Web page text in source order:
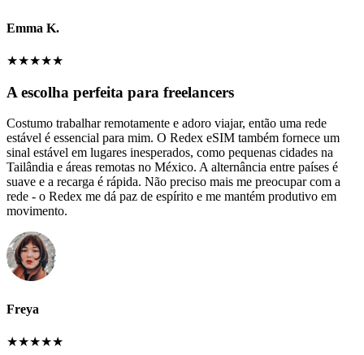
Emma K.
★★★★★
A escolha perfeita para freelancers
Costumo trabalhar remotamente e adoro viajar, então uma rede
estável é essencial para mim. O Redex eSIM também fornece um
sinal estável em lugares inesperados, como pequenas cidades na
Tailândia e áreas remotas no México. A alternância entre países é
suave e a recarga é rápida. Não preciso mais me preocupar com a
rede - o Redex me dá paz de espírito e me mantém produtivo em
movimento.
Freya
★★★★★